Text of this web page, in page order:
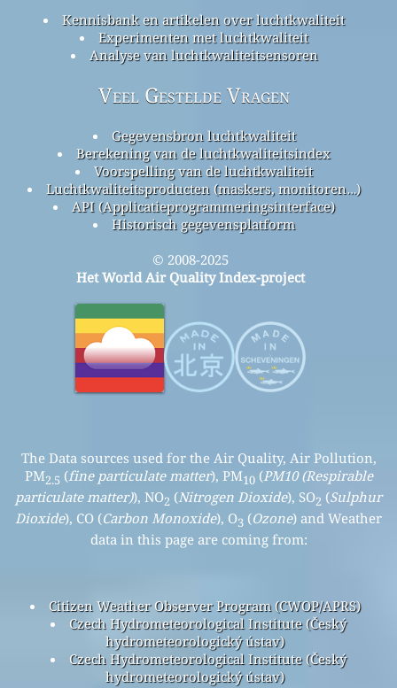
Kennisbank en artikelen over luchtkwaliteit
Experimenten met luchtkwaliteit
Analyse van luchtkwaliteitsensoren
Veel Gestelde Vragen
Gegevensbron luchtkwaliteit
Berekening van de luchtkwaliteitsindex
Voorspelling van de luchtkwaliteit
Luchtkwaliteitsproducten (maskers, monitoren…)
API (Applicatieprogrammeringsinterface)
Historisch gegevensplatform
© 2008-2025
Het World Air Quality Index-project
The Data sources used for the Air Quality, Air Pollution,
PM2.5 (fine particulate matter), PM10(PM10 (Respirable
particulate matter)), NO2 (Nitrogen Dioxide), SO2 (Sulphur
Dioxide), CO (Carbon Monoxide), O3 (Ozone) and Weather
data in this page are coming from:
Citizen Weather Observer Program (CWOP/APRS)
Czech Hydrometeorological Institute (Český
hydrometeorologický ústav)
Czech Hydrometeorological Institute (Český
hydrometeorologický ústav)